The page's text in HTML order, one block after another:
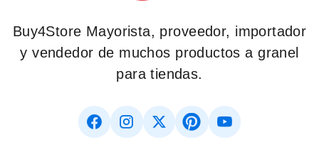
Buy4Store Mayorista, proveedor, importador
y vendedor de muchos productos a granel
para tiendas.